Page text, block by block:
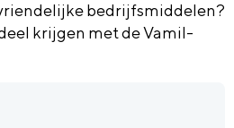
bedrijfsmiddelen?
krijgen met de Vamil-